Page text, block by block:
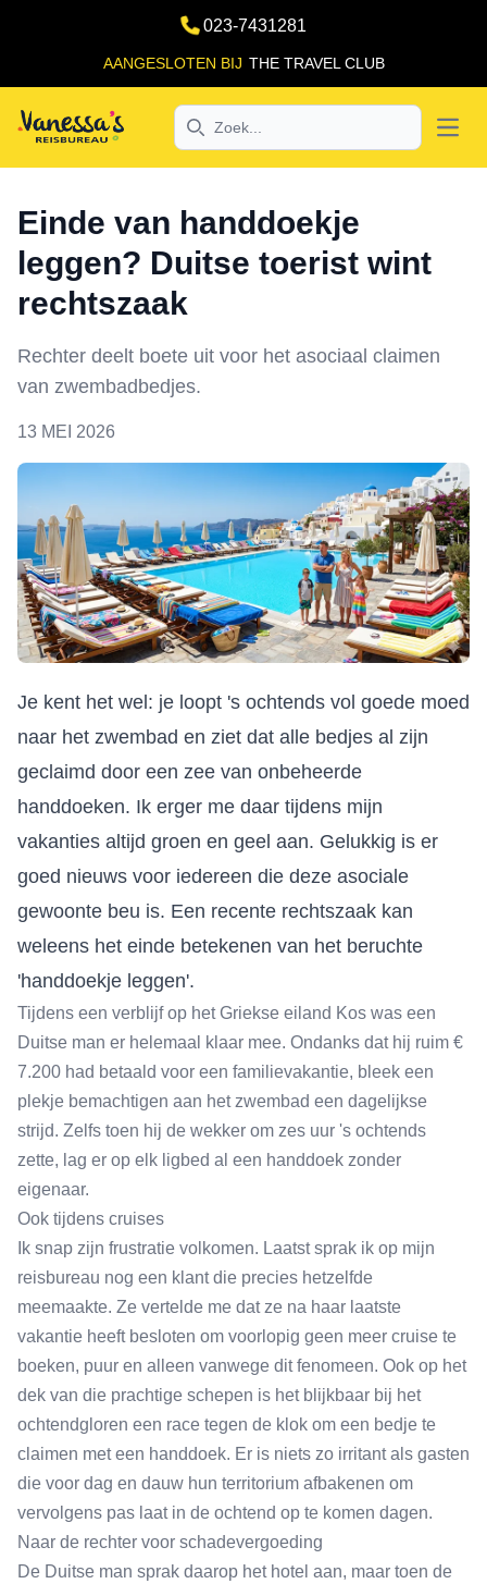
023-7431281
AANGESLOTEN BIJ THE TRAVEL CLUB
Search
Einde van handdoekje
leggen? Duitse toerist wint
rechtszaak
Rechter deelt boete uit voor het asociaal claimen
van zwembadbedjes.
13 MEI 2026
Je kent het wel: je loopt 's ochtends vol goede moed
naar het zwembad en ziet dat alle bedjes al zijn
geclaimd door een zee van onbeheerde
handdoeken. Ik erger me daar tijdens mijn
vakanties altijd groen en geel aan. Gelukkig is er
goed nieuws voor iedereen die deze asociale
gewoonte beu is. Een recente rechtszaak kan
weleens het einde betekenen van het beruchte
'handdoekje leggen'.
Tijdens een verblijf op het Griekse eiland Kos was een
Duitse man er helemaal klaar mee. Ondanks dat hij ruim €
7.200 had betaald voor een familievakantie, bleek een
plekje bemachtigen aan het zwembad een dagelijkse
strijd. Zelfs toen hij de wekker om zes uur 's ochtends
zette, lag er op elk ligbed al een handdoek zonder
eigenaar.
Ook tijdens cruises
Ik snap zijn frustratie volkomen. Laatst sprak ik op mijn
reisbureau nog een klant die precies hetzelfde
meemaakte. Ze vertelde me dat ze na haar laatste
vakantie heeft besloten om voorlopig geen meer cruise te
boeken, puur en alleen vanwege dit fenomeen. Ook op het
dek van die prachtige schepen is het blijkbaar bij het
ochtendgloren een race tegen de klok om een bedje te
claimen met een handdoek. Er is niets zo irritant als gasten
die voor dag en dauw hun territorium afbakenen om
vervolgens pas laat in de ochtend op te komen dagen.
Naar de rechter voor schadevergoeding
De Duitse man sprak daarop het hotel aan, maar toen de